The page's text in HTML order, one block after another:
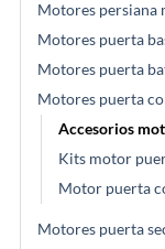
Motores persiana
Motores puerta
Motores puerta
Motores puerta
Accesorios
Kits motor
Motor puerta
Motores puerta